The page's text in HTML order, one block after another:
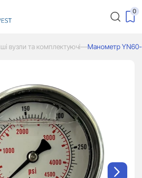
0
вузли та комплектуючі—Манометр YN60-